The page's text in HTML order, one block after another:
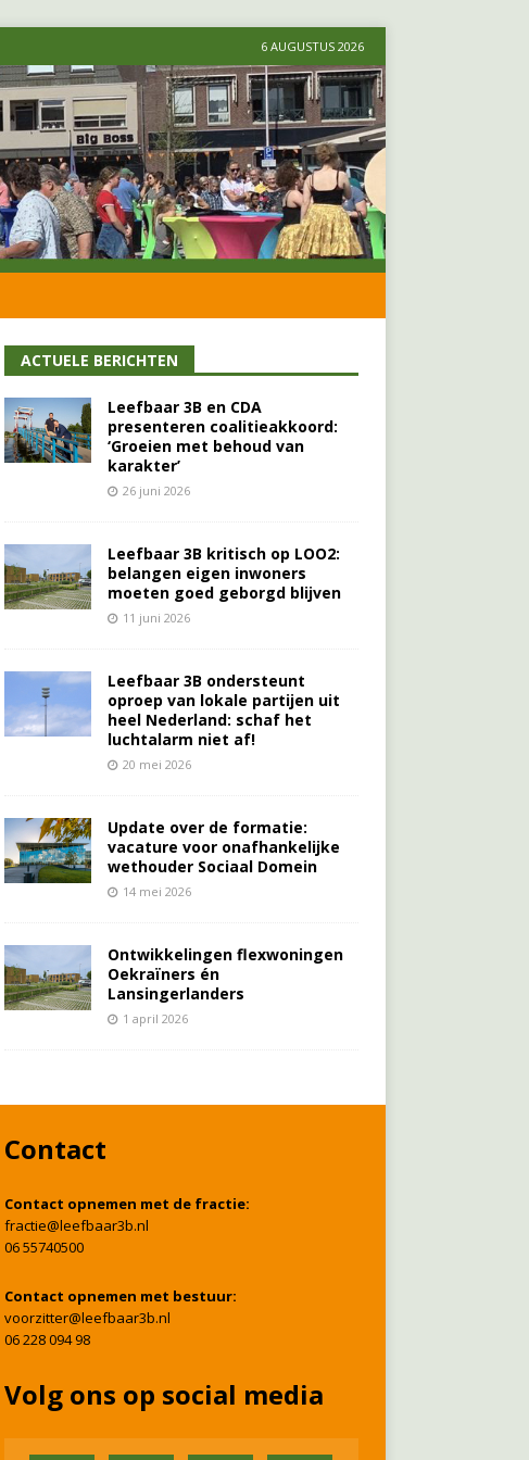
6 AUGUSTUS 2026
ACTUELE BERICHTEN
Leefbaar 3B en CDA
presenteren coalitieakkoord:
‘Groeien met behoud van
karakter’
26 juni 2026
Leefbaar 3B kritisch op LOO2:
belangen eigen inwoners
moeten goed geborgd blijven
11 juni 2026
Leefbaar 3B ondersteunt
oproep van lokale partijen uit
heel Nederland: schaf het
luchtalarm niet af!
20 mei 2026
Update over de formatie:
vacature voor onafhankelijke
wethouder Sociaal Domein
14 mei 2026
Ontwikkelingen flexwoningen
Oekraïners én
Lansingerlanders
1 april 2026
Contact
Contact opnemen met de fractie:
fractie@leefbaar3b.nl
06 55740500
Contact opnemen met bestuur:
voorzitter@leefbaar3b.nl
06 228 094 98
Volg ons op social media